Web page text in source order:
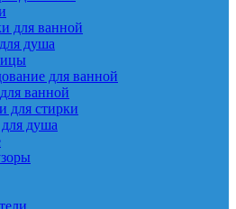
для ванной
душа
для ванной
ванной
для стирки
душа